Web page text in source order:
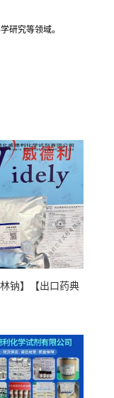
研究等领域。
林钠】【出口药典